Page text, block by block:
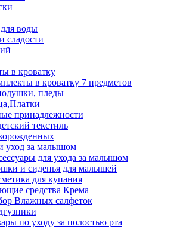
воды
сладости
в кроватку
в кроватку 7 предметов
пледы
принадлежности
текстиль
уход за малышом
для ухода за малышом
и сиденья для малышей
для купания
средства Крема
Влажных салфеток
по уходу за полостью рта